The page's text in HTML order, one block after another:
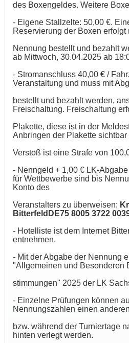
des Boxengeldes. Weitere
- Eigene Stallzelte: 50,00 €.
Reservierung der Boxen
Nennung bestellt und bezahlt
ab Mittwoch, 30.04.2025 ab
- Stromanschluss 40,00 € /
Veranstaltung und muss mit
bestellt und bezahlt werden,
Freischaltung. Freischaltung
Plakette, diese ist in der
Anbringen der Plakette
Verstoß ist eine Strafe von
- Nenngeld + 1,00 € LK-
für Wettbewerbe sind bis
Konto des
Veranstalters zu überweisen:
BitterfeldDE75 8005 3722
- Hotelliste ist dem Internet
entnehmen.
- Mit der Abgabe der Nennung
"Allgemeinen und Besonderen
stimmungen" 2025 der LK
- Einzelne Prüfungen können
Nennungszahlen einen
bzw. während der Turniertage
hinten verlegt werden.